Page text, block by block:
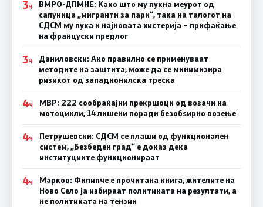
3Ч
ВМРО-ДПМНЕ: Како што му пукна меурот од
сапуница „мигранти за пари“, така на талогот на
СДСМ му пука и најновата хистерија – прифаќање
на француски предлог
3Ч
Даниловски: Ако правилно се применуваат
методите на заштита, може да се минимизира
ризикот од западнонилска треска
4Ч
МВР: 222 сообраќајни прекршоци од возачи на
мотоцикли, 14 лишени поради безобѕирно возење
4Ч
Петрушевски: СДСМ се плаши од функционален
систем, „Безбеден град“ е доказ дека
институциите функционираат
4Ч
Марков: Филипче е прочитана книга, жителите на
Ново Село ја избираат политиката на резултати, а
не политиката на тензии